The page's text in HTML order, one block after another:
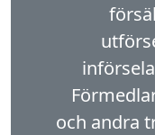
och andra